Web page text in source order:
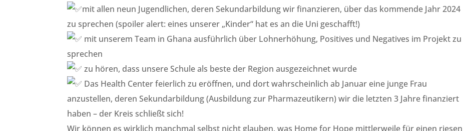
mit allen neun Jugendlichen, deren Sekundarbildung wir finanzieren, über das kommende Jahr 2024
zu sprechen (spoiler alert: eines unserer „Kinder“ hat es an die Uni geschafft!)
mit unserem Team in Ghana ausführlich über Lohnerhöhung, Positives und Negatives im Projekt zu
sprechen
zu hören, dass unsere Schule als beste der Region ausgezeichnet wurde
Das Health Center feierlich zu eröffnen, und dort wahrscheinlich ab Januar eine junge Frau
anzustellen, deren Sekundarbildung (Ausbildung zur Pharmazeutikern) wir die letzten 3 Jahre finanziert
haben – der Kreis schließt sich!
Wir können es wirklich manchmal selbst nicht glauben, was Home for Hope mittlerweile für einen riesen